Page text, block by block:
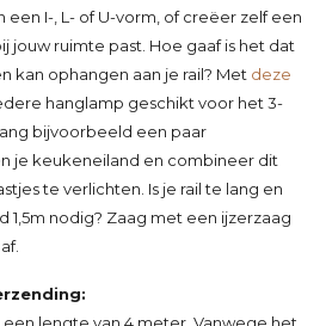
een I-, L- of U-vorm, of creëer zelf een
jouw ruimte past. Hoe gaaf is het dat
kan ophangen aan je rail? Met deze
hanglamp geschikt voor het 3-
bijvoorbeeld een paar
je keukeneiland en combineer dit
te verlichten. Is je rail te lang en
1,5m nodig? Zaag met een ijzerzaag